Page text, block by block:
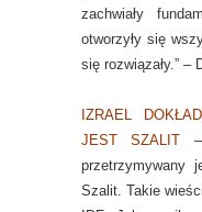
zachwiały
otworzyły się
się rozwiązały.” –
IZRAEL
JEST SZALIT –
przetrzymywany
Szalit. Takie